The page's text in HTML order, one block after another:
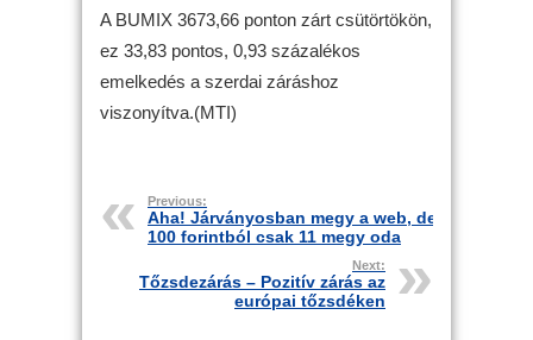
A BUMIX 3673,66 ponton zárt csütörtökön,
ez 33,83 pontos, 0,93 százalékos
emelkedés a szerdai záráshoz
viszonyítva.(MTI)
Previous:
Aha! Járványosban megy a web, de
100 forintból csak 11 megy oda
Next:
Tőzsdezárás – Pozitív zárás az
európai tőzsdéken